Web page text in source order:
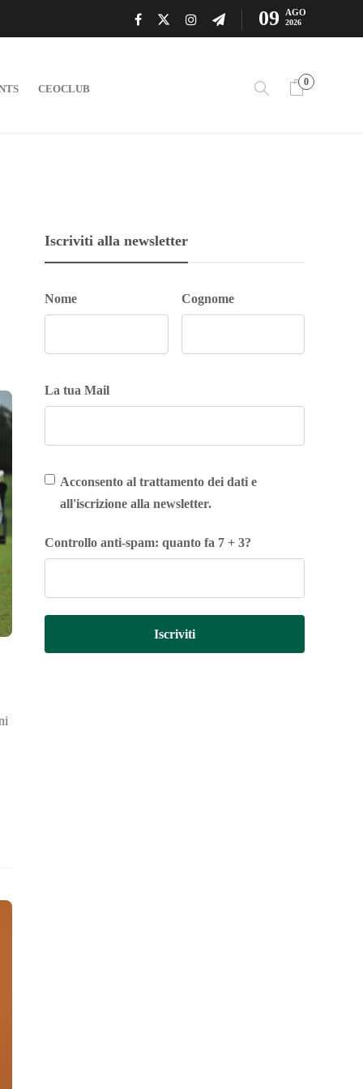
09 AGO
2026
CEOCLUB
0
Iscriviti alla newsletter
Nome Cognome
La tua Mail
Acconsento al trattamento dei dati e
all'iscrizione alla newsletter.
Controllo anti-spam: quanto fa 7 + 3?
Iscriviti